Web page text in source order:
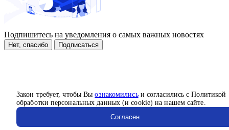
Закон требует, чтобы Выознакомилисьи согласились с Политикой
обработки персональных данных (и cookie) на нашем сайте.
Согласен
Подпишитесь на уведомления о самых важных новостях
Нет, спасибо Подписаться